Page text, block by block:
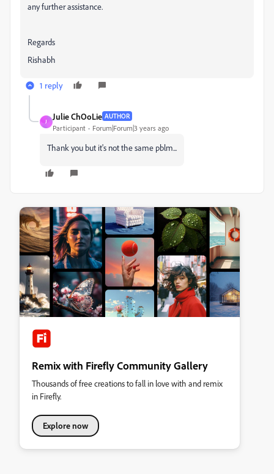
any further assistance.
Regards
Rishabh
1 reply
J
Julie ChOoLie AUTHOR
Participant Forum|Forum|3 years ago
Thank you but it's not the same pblm...
Remix with Firefly Community Gallery
Thousands of free creations to fall in love with and remix
in Firefly.
Explore now